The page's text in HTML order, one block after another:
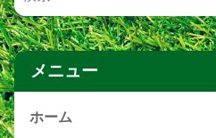
メニュー
ホーム